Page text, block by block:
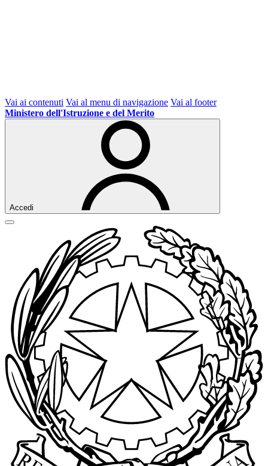
Vai ai contenuti Vai al menu di navigazione Vai al footer
Ministero dell'Istruzione e del Merito
Accedi